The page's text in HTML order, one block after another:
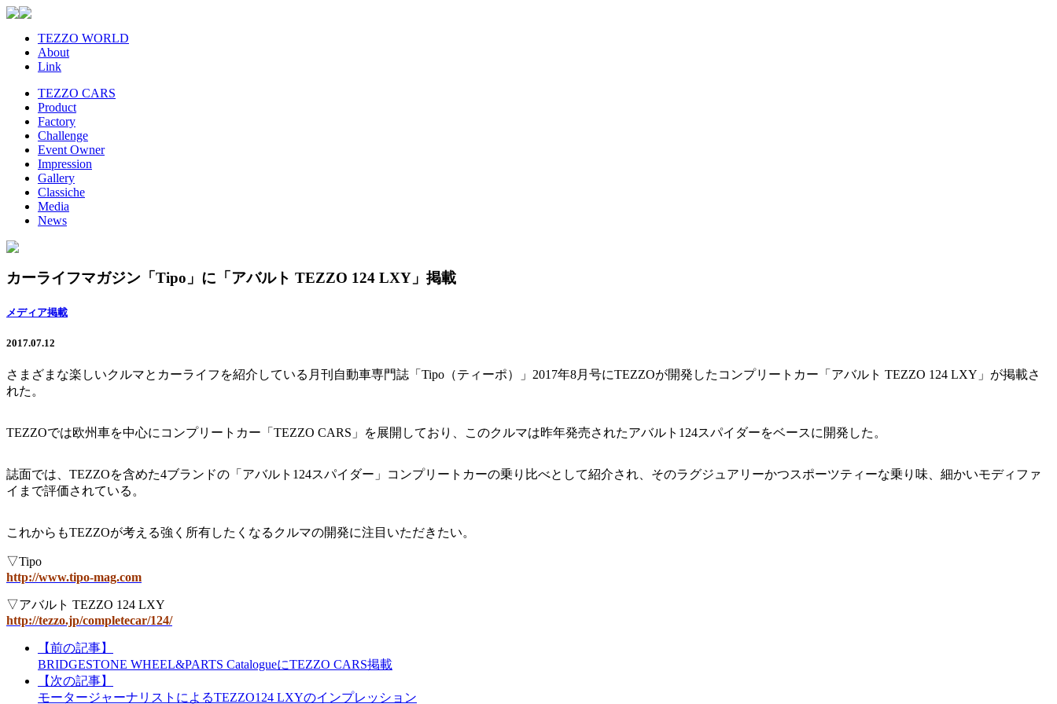
TEZZO WORLD
About
Link
TEZZO CARS
Product
Factory
Challenge
Event Owner
Impression
Gallery
Classiche
Media
News
カーライフマガジン「Tipo」に「アバルト TEZZO 124 LXY」掲載
メディア掲載
2017.07.12
さまざまな楽しいクルマとカーライフを紹介している月刊自動車専門誌「Tipo（ティーポ）」2017年8月号にTEZZOが開発したコンプリートカー「アバルト TEZZO 124 LXY」が掲載さ
れた。
TEZZOでは欧州車を中心にコンプリートカー「TEZZO CARS」を展開しており、このクルマは昨年発売されたアバルト124スパイダーをベースに開発した。
誌面では、TEZZOを含めた4ブランドの「アバルト124スパイダー」コンプリートカーの乗り比べとして紹介され、そのラグジュアリーかつスポーツティーな乗り味、細かいモディファ
イまで評価されている。
これからもTEZZOが考える強く所有したくなるクルマの開発に注目いただきたい。
▽Tipo
http://www.tipo-mag.com
▽アバルト TEZZO 124 LXY
http://tezzo.jp/completecar/124/
【前の記事】
BRIDGESTONE WHEEL&PARTS CatalogueにTEZZO CARS掲載
【次の記事】
モータージャーナリストによるTEZZO124 LXYのインプレッション